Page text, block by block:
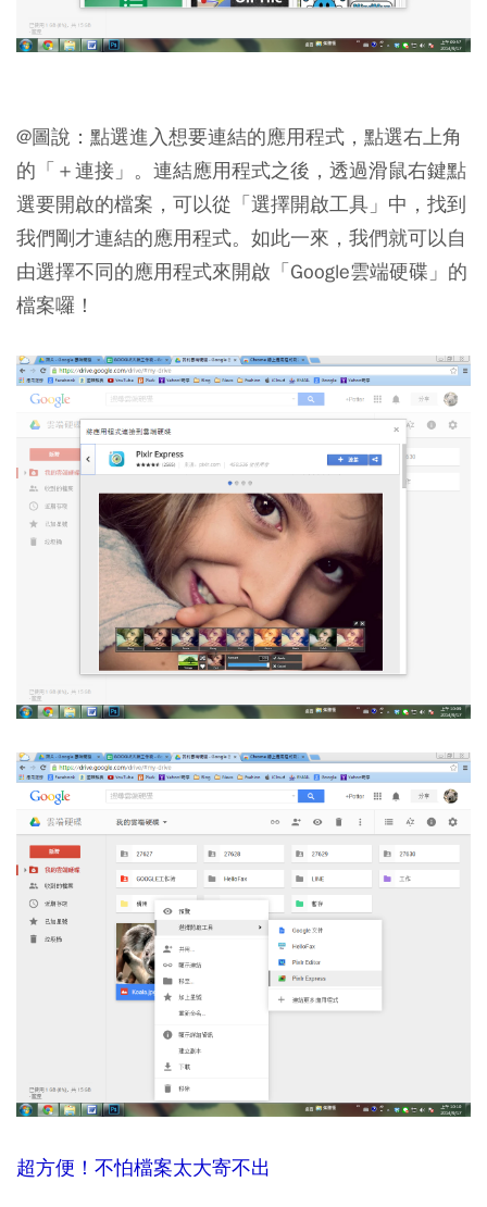
@圖說：點選進入想要連結的應用程式，點選右上角
的「＋連接」。連結應用程式之後，透過滑鼠右鍵點
選要開啟的檔案，可以從「選擇開啟工具」中，找到
我們剛才連結的應用程式。如此一來，我們就可以自
由選擇不同的應用程式來開啟「Google雲端硬碟」的
檔案囉！
超方便！不怕檔案太大寄不出